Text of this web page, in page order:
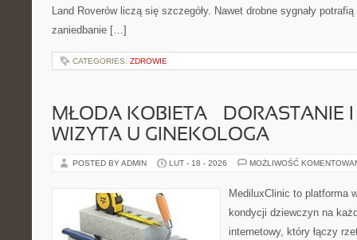
Land Roverów liczą się szczegóły. Nawet drobne sygnały
zaniedbanie […]
CATEGORIES: ZDROWIE
MŁODA KOBIETA – DORASTANIE
WIZYTA U GINEKOLOGA
POSTED BY ADMIN LUT - 18 - 2026 MOŻLIWOŚĆ
MediluxClinic to platforma
kondycji dziewczyn na
internetowy, który łączy